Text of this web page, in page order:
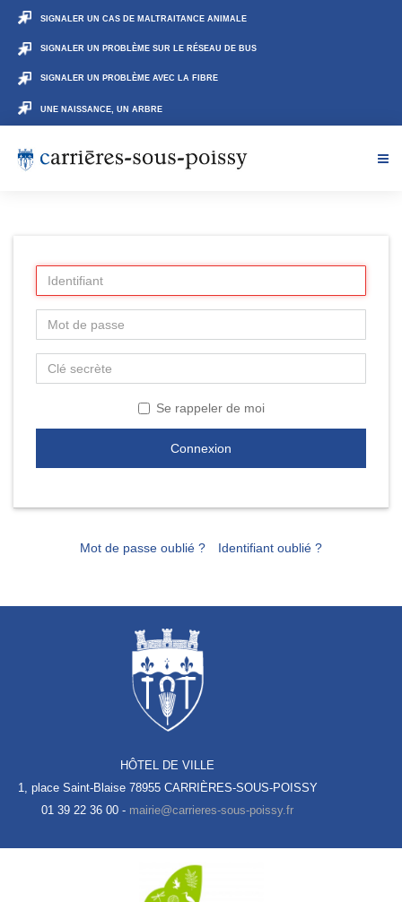
SIGNALER UN CAS DE MALTRAITANCE ANIMALE
SIGNALER UN PROBLÈME SUR LE RÉSEAU DE BUS
SIGNALER UN PROBLÈME AVEC LA FIBRE
UNE NAISSANCE, UN ARBRE
Se rappeler de moi
Connexion
Mot de passe oublié ? Identifiant oublié ?
HÔTEL DE VILLE
1, place Saint-Blaise 78955 CARRIÈRES-SOUS-POISSY
01 39 22 36 00 -